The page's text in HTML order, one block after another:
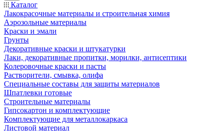
Каталог
Лакокрасочные материалы и строительная химия
Аэрозольные материалы
Краски и эмали
Грунты
Декоративные краски и штукатурки
Лаки, декоративные пропитки, морилки, антисептики
Колеровочные краски и пасты
Растворители, смывка, олифа
Специальные составы для защиты материалов
Шпатлевки готовые
Строительные материалы
Гипсокартон и комплектующие
Комплектующие для металлокаркаса
Листовой материал